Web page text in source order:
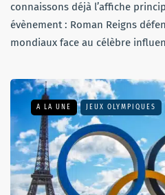
connaissons déjà l’affiche
évènement : Roman Reigns
mondiaux face au célèbre
A LA UNE JEUX OLYMPIQUES